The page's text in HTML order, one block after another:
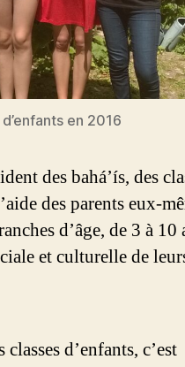
en 2016
des bahá’ís, des
des parents eux-
d’âge, de 3 à 10
et culturelle de
d’enfants, c’est